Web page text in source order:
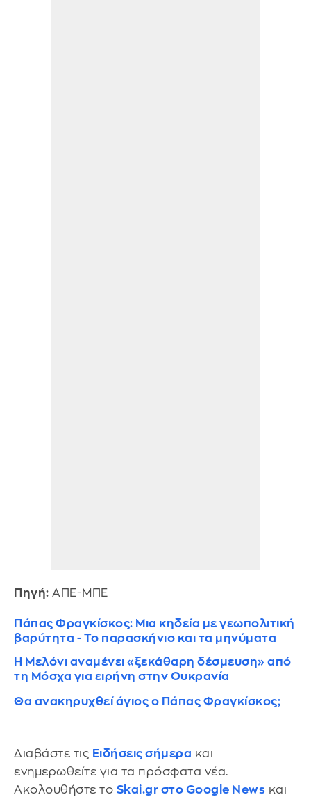
Πηγή: ΑΠΕ-ΜΠΕ
Πάπας Φραγκίσκος: Μια κηδεία με γεωπολιτική
βαρύτητα - Το παρασκήνιο και τα μηνύματα
Η Μελόνι αναμένει «ξεκάθαρη δέσμευση» από
τη Μόσχα για ειρήνη στην Ουκρανία
Θα ανακηρυχθεί άγιος ο Πάπας Φραγκίσκος;
Διαβάστε τις Ειδήσεις σήμερα και
ενημερωθείτε για τα πρόσφατα νέα.
Ακολουθήστε το Skai.gr στο Google News και